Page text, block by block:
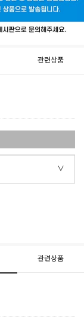
관련상품
관련상품